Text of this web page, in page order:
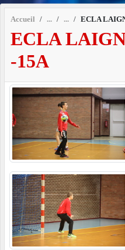
Accueil ECLA
ECLA
-15A